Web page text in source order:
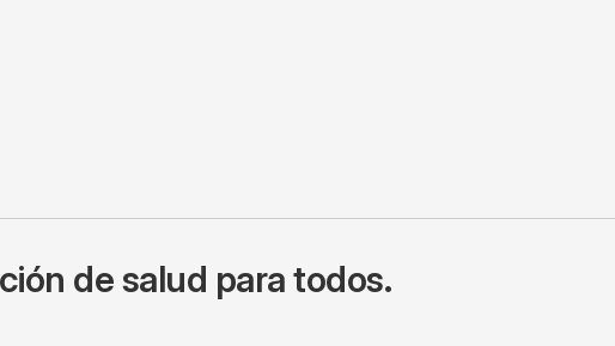
de salud para todos.